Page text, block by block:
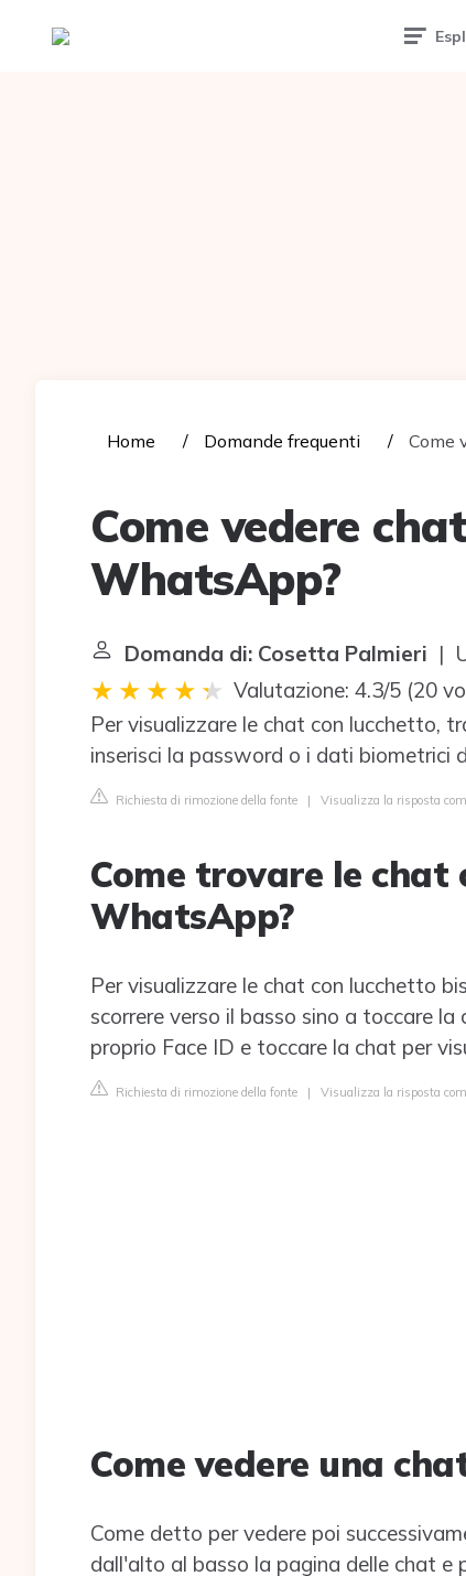
Tattoomuse.it
Home Domande frequenti Come
Come vedere
WhatsApp?
Domanda di: Cosetta Palmieri |
Valutazione: 4.3/5 (20
Per visualizzare le chat con lucchetto,
inserisci la password o i dati biometrici
Richiesta di rimozione della fonte | Visualizza la risposta
Come trovare le chat
WhatsApp?
Per visualizzare le chat con lucchetto
scorrere verso il basso sino a toccare
proprio Face ID e toccare la chat per
Richiesta di rimozione della fonte | Visualizza la risposta
Come vedere una
Come detto per vedere poi
dall'alto al basso la pagina delle chat e